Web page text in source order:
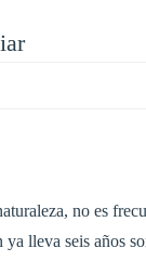
no es
lleva seis años